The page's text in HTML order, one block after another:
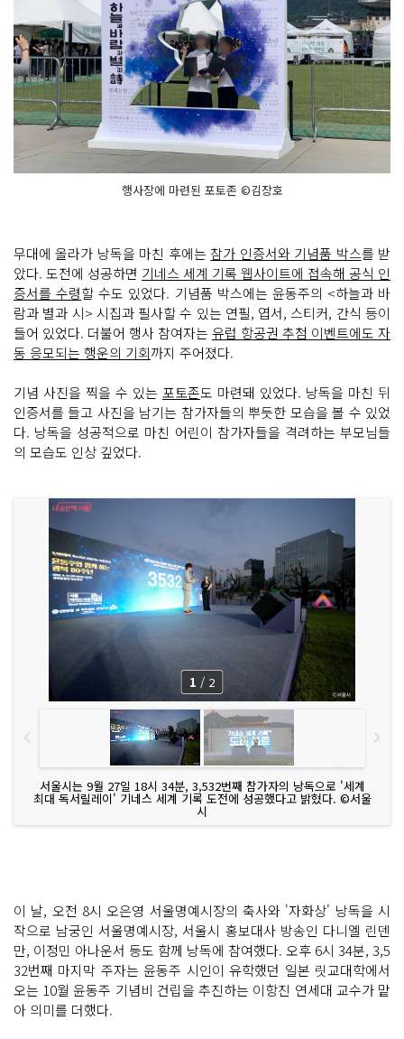
행사장에 마련된 포토존 ©김장호
무대에 올라가 낭독을 마친 후에는 참가 인증서와 기념품 박스를 받
았다. 도전에 성공하면 기네스 세계 기록 웹사이트에 접속해 공식 인
증서를 수령할 수도 있었다. 기념품 박스에는 윤동주의 <하늘과 바
람과 별과 시> 시집과 필사할 수 있는 연필, 엽서, 스티커, 간식 등이
들어 있었다. 더불어 행사 참여자는 유럽 항공권 추첨 이벤트에도 자
동 응모되는 행운의 기회까지 주어졌다.
기념 사진을 찍을 수 있는 포토존도 마련돼 있었다. 낭독을 마친 뒤
인증서를 들고 사진을 남기는 참가자들의 뿌듯한 모습을 볼 수 있었
다. 낭독을 성공적으로 마친 어린이 참가자들을 격려하는 부모님들
의 모습도 인상 깊었다.
서울시는 9월 27일 18시 34분, 3,532번째 참가자의 낭독으로 '세계
최대 독서릴레이' 기네스 세계 기록 도전에 성공했다고 밝혔다. ©서울
시
1 / 2
이 날, 오전 8시 오은영 서울명예시장의 축사와 '자화상' 낭독을 시
작으로 남궁인 서울명예시장, 서울시 홍보대사 방송인 다니엘 린덴
만, 이정민 아나운서 등도 함께 낭독에 참여했다. 오후 6시 34분, 3,5
32번째 마지막 주자는 윤동주 시인이 유학했던 일본 릿교대학에서
오는 10월 윤동주 기념비 건립을 추진하는 이항진 연세대 교수가 맡
아 의미를 더했다.